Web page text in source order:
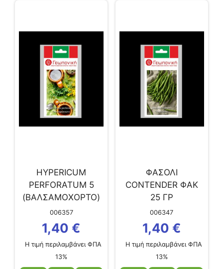
HYPERICUM
PERFORATUM 5
(ΒΑΛΣΑΜΟΧΟΡΤΟ)
ΦΑΚ 5 ΓΡ
006357
1,40 €
Η τιμή περιλαμβάνει ΦΠΑ
13%
ΦΑΣΟΛΙ
CONTENDER ΦΑΚ
25 ΓΡ
006347
1,40 €
Η τιμή περιλαμβάνει ΦΠΑ
13%